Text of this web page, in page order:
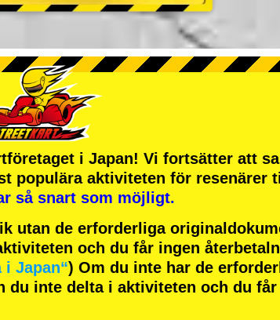
i Japan! Vi fortsätter att
populära aktiviteten för resenärer
så snart som möjligt.
utan de erforderliga
och du får ingen
Japan“) Om du inte har de
du inte delta i aktiviteten och du får